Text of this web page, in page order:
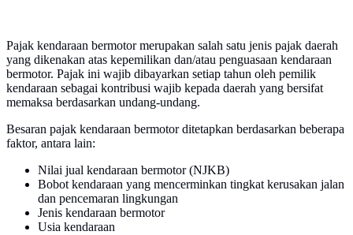
Pajak kendaraan bermotor merupakan salah satu jenis pajak daerah
yang dikenakan atas kepemilikan dan/atau penguasaan kendaraan
bermotor. Pajak ini wajib dibayarkan setiap tahun oleh pemilik
kendaraan sebagai kontribusi wajib kepada daerah yang bersifat
memaksa berdasarkan undang-undang.
Besaran pajak kendaraan bermotor ditetapkan berdasarkan beberapa
faktor, antara lain:
Nilai jual kendaraan bermotor (NJKB)
Bobot kendaraan yang mencerminkan tingkat kerusakan jalan
dan pencemaran lingkungan
Jenis kendaraan bermotor
Usia kendaraan